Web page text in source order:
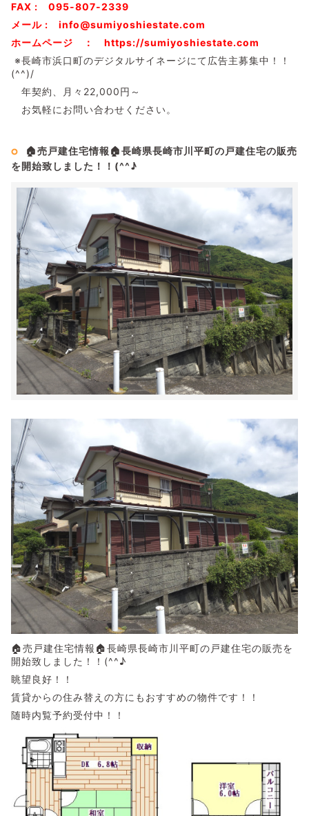
FAX : 095-807-2339
メール : info@sumiyoshiestate.com
ホームページ ： https://sumiyoshiestate.com
※長崎市浜口町のデジタルサイネージにて広告主募集中！！
(^^)/
年契約、月々22,000円～
お気軽にお問い合わせください。
🏠売戸建住宅情報🏠長崎県長崎市川平町の戸建住宅の販売
を開始致しました！！(^^♪
🏠売戸建住宅情報🏠長崎県長崎市川平町の戸建住宅の販売を
開始致しました！！(^^♪
眺望良好！！
賃貸からの住み替えの方にもおすすめの物件です！！
随時内覧予約受付中！！